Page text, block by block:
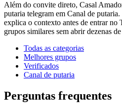
Além do convite direto, Casal
putaria telegram em Canal de
explica o contexto antes de entrar
grupos similares sem abrir dezenas
Todas as categorias
Melhores grupos
Verificados
Canal de putaria
Perguntas frequentes